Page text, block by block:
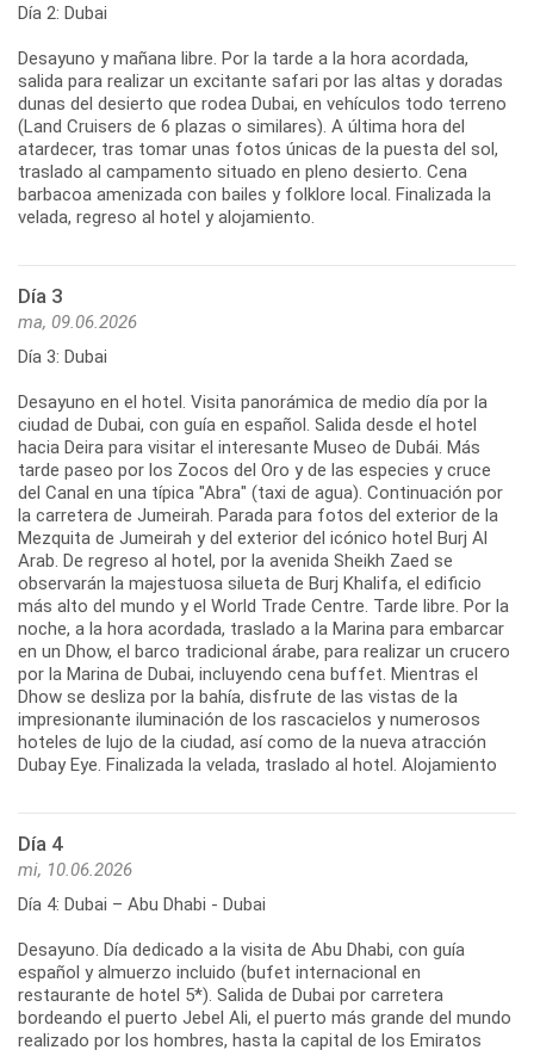
Día 2: Dubai
Desayuno y mañana libre. Por la tarde a la hora acordada,
salida para realizar un excitante safari por las altas y doradas
dunas del desierto que rodea Dubai, en vehículos todo terreno
(Land Cruisers de 6 plazas o similares). A última hora del
atardecer, tras tomar unas fotos únicas de la puesta del sol,
traslado al campamento situado en pleno desierto. Cena
barbacoa amenizada con bailes y folklore local. Finalizada la
velada, regreso al hotel y alojamiento.
Día 3
ma, 09.06.2026
Día 3: Dubai
Desayuno en el hotel. Visita panorámica de medio día por la
ciudad de Dubai, con guía en español. Salida desde el hotel
hacia Deira para visitar el interesante Museo de Dubái. Más
tarde paseo por los Zocos del Oro y de las especies y cruce
del Canal en una típica "Abra" (taxi de agua). Continuación por
la carretera de Jumeirah. Parada para fotos del exterior de la
Mezquita de Jumeirah y del exterior del icónico hotel Burj Al
Arab. De regreso al hotel, por la avenida Sheikh Zaed se
observarán la majestuosa silueta de Burj Khalifa, el edificio
más alto del mundo y el World Trade Centre. Tarde libre. Por la
noche, a la hora acordada, traslado a la Marina para embarcar
en un Dhow, el barco tradicional árabe, para realizar un crucero
por la Marina de Dubai, incluyendo cena buffet. Mientras el
Dhow se desliza por la bahía, disfrute de las vistas de la
impresionante iluminación de los rascacielos y numerosos
hoteles de lujo de la ciudad, así como de la nueva atracción
Dubay Eye. Finalizada la velada, traslado al hotel. Alojamiento
Día 4
mi, 10.06.2026
Día 4: Dubai – Abu Dhabi - Dubai
Desayuno. Día dedicado a la visita de Abu Dhabi, con guía
español y almuerzo incluido (bufet internacional en
restaurante de hotel 5*). Salida de Dubai por carretera
bordeando el puerto Jebel Ali, el puerto más grande del mundo
realizado por los hombres, hasta la capital de los Emiratos